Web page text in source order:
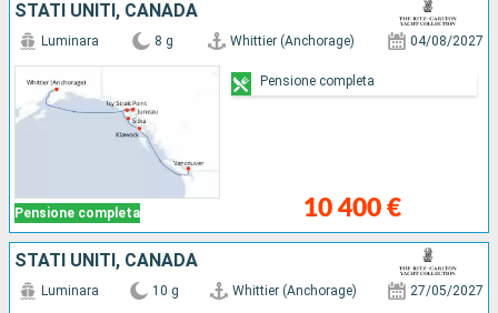
STATI UNITI, CANADA
Pensione completa
Luminara 8 g Whittier (Anchorage) 04/08/2027
10 400 €
Pensione completa
STATI UNITI, CANADA
Luminara 10 g Whittier (Anchorage) 27/05/2027